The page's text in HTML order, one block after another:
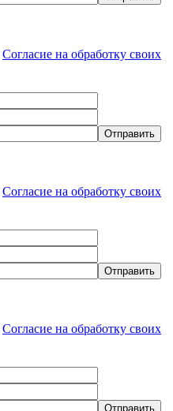
Согласие на обработку своих
Согласие на обработку своих
Согласие на обработку своих